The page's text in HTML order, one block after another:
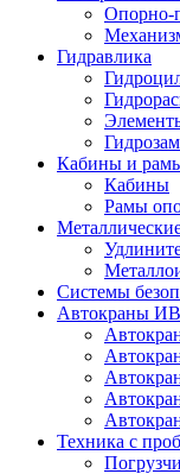
Опорно-
Гидравлика
Кабины и
Кабины
Рамы
Системы
Автокраны
Техника с